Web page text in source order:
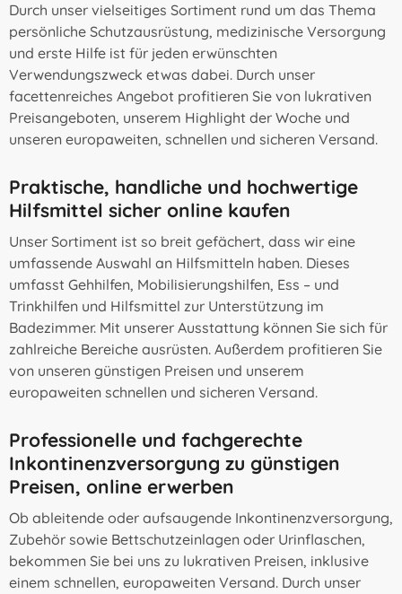
Durch unser vielseitiges Sortiment rund um das Thema
persönliche Schutzausrüstung, medizinische Versorgung
und erste Hilfe ist für jeden erwünschten
Verwendungszweck etwas dabei. Durch unser
facettenreiches Angebot profitieren Sie von lukrativen
Preisangeboten, unserem Highlight der Woche und
unseren europaweiten, schnellen und sicheren Versand.
Praktische, handliche und hochwertige
Hilfsmittel sicher online kaufen
Unser Sortiment ist so breit gefächert, dass wir eine
umfassende Auswahl an Hilfsmitteln haben. Dieses
umfasst Gehhilfen, Mobilisierungshilfen, Ess – und
Trinkhilfen und Hilfsmittel zur Unterstützung im
Badezimmer. Mit unserer Ausstattung können Sie sich für
zahlreiche Bereiche ausrüsten. Außerdem profitieren Sie
von unseren günstigen Preisen und unserem
europaweiten schnellen und sicheren Versand.
Professionelle und fachgerechte
Inkontinenzversorgung zu günstigen
Preisen, online erwerben
Ob ableitende oder aufsaugende Inkontinenzversorgung,
Zubehör sowie Bettschutzeinlagen oder Urinflaschen,
bekommen Sie bei uns zu lukrativen Preisen, inklusive
einem schnellen, europaweiten Versand. Durch unser